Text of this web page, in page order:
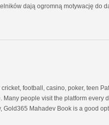
dają ogromną motywację do
football, casino, poker, teen
people visit the platform every
Mahadev Book is a good